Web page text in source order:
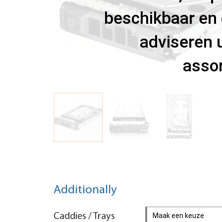
beschikbaar
adviseren
Additionally
Caddies / Trays Maak een keuze